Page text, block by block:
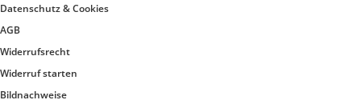
Datenschutz & Cookies
AGB
Widerrufsrecht
Widerruf starten
Bildnachweise